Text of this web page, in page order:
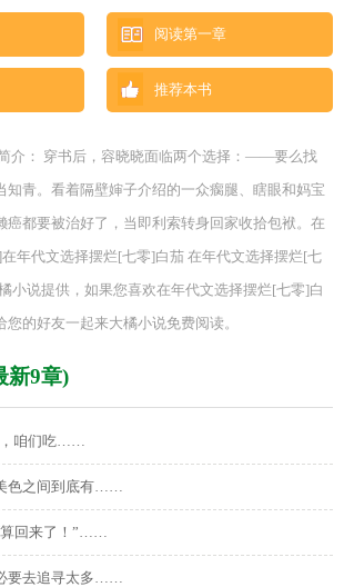
阅读第一章
推荐本书
介： 穿书后，容晓晓面临两个选择：——要么找
知青。看着隔壁婶子介绍的一众瘸腿、瞎眼和妈宝
癌都要被治好了，当即利索转身回家收拾包袱。在
年代文选择摆烂[七零]白茄 在年代文选择摆烂[七
小说提供，如果您喜欢在年代文选择摆烂[七零]白
的好友一起来大橘小说免费阅读。
新9章)
咱们吃……
色之间到底有……
算回来了！”……
要去追寻太多……